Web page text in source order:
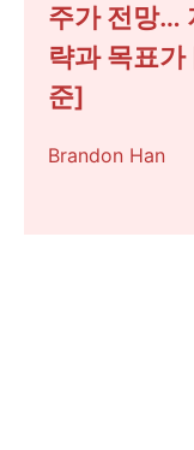
주가 전망…
략과 목표
준]
Brandon Han